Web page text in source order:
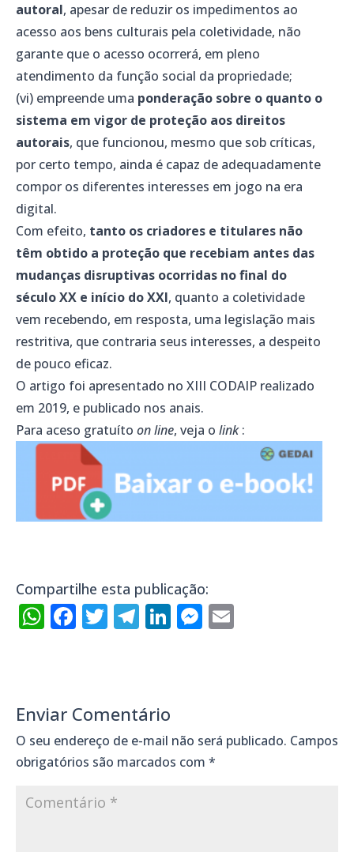
autoral, apesar de reduzir os impedimentos ao
acesso aos bens culturais pela coletividade, não
garante que o acesso ocorrerá, em pleno
atendimento da função social da propriedade;
(vi) empreende uma ponderação sobre o quanto o
sistema em vigor de proteção aos direitos
autorais, que funcionou, mesmo que sob críticas,
por certo tempo, ainda é capaz de adequadamente
compor os diferentes interesses em jogo na era
digital.
Com efeito, tanto os criadores e titulares não
têm obtido a proteção que recebiam antes das
mudanças disruptivas ocorridas no final do
século XX e início do XXI, quanto a coletividade
vem recebendo, em resposta, uma legislação mais
restritiva, que contraria seus interesses, a despeito
de pouco eficaz.
O artigo foi apresentado no XIII CODAIP realizado
em 2019, e publicado nos anais.
Para aceso gratuíto on line, veja o link:
Compartilhe esta publicação:
WhatsApp
Facebook
Twitter
Telegram
LinkedIn
Messenger
Enviar Comentário
O seu endereço de e-mail não será publicado. Campos
obrigatórios são marcados com *